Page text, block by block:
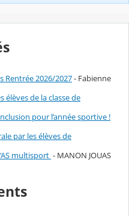
Rentrée 2026/2027- Fabienne
élèves de la classe de
pour l’année sportive !
par les élèves de
multisport - MANON JOUAS